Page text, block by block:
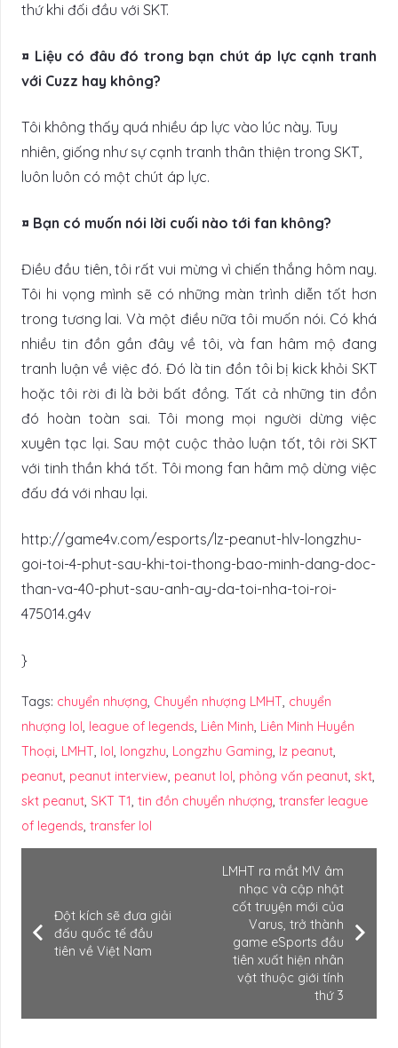
thứ khi đối đầu với SKT.
¤ Liệu có đâu đó trong bạn chút áp lực cạnh tranh
với Cuzz hay không?
Tôi không thấy quá nhiều áp lực vào lúc này. Tuy
nhiên, giống như sự cạnh tranh thân thiện trong SKT,
luôn luôn có một chút áp lực.
¤ Bạn có muốn nói lời cuối nào tới fan không?
Điều đầu tiên, tôi rất vui mừng vì chiến thắng hôm nay.
Tôi hi vọng mình sẽ có những màn trình diễn tốt hơn
trong tương lai. Và một điều nữa tôi muốn nói. Có khá
nhiều tin đồn gần đây về tôi, và fan hâm mộ đang
tranh luận về việc đó. Đó là tin đồn tôi bị kick khỏi SKT
hoặc tôi rời đi là bởi bất đồng. Tất cả những tin đồn
đó hoàn toàn sai. Tôi mong mọi người dừng việc
xuyên tạc lại. Sau một cuộc thảo luận tốt, tôi rời SKT
với tinh thần khá tốt. Tôi mong fan hâm mộ dừng việc
đấu đá với nhau lại.
http://game4v.com/esports/lz-peanut-hlv-longzhu-
goi-toi-4-phut-sau-khi-toi-thong-bao-minh-dang-doc-
than-va-40-phut-sau-anh-ay-da-toi-nha-toi-roi-
475014.g4v
}
Tags: chuyển nhượng, Chuyển nhượng LMHT, chuyển
nhượng lol, league of legends, Liên Minh, Liên Minh Huyền
Thoại, LMHT, lol, longzhu, Longzhu Gaming, lz peanut,
peanut, peanut interview, peanut lol, phỏng vấn peanut, skt,
skt peanut, SKT T1, tin đồn chuyển nhượng, transfer league
of legends, transfer lol
Đột kích sẽ đưa giải
đấu quốc tế đầu
tiên về Việt Nam
LMHT ra mắt MV âm
nhạc và cập nhật
cốt truyện mới của
Varus, trở thành
game eSports đầu
tiên xuất hiện nhân
vật thuộc giới tính
thứ 3